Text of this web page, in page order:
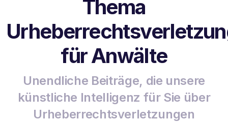
Thema
für Anwälte
Unendliche Beiträge, die unsere
künstliche Intelligenz für Sie über
Urheberrechtsverletzungen